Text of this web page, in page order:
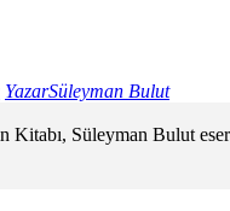
YazarSüleyman Bulut
Süleyman Bulut